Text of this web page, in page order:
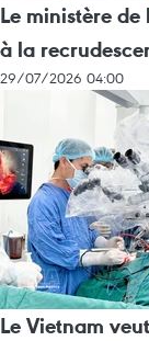
Le ministère
à la
29/07/2026 04:00
Le Vietnam